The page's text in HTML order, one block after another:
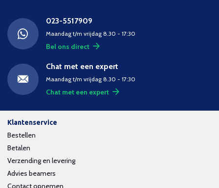
023-5517909
Maandag t/m vrijdag 8.30 - 17:30
Bel ons direct
Chat met een expert
Maandag t/m vrijdag 8.30 - 17:30
Chat met een expert
Klantenservice
Bestellen
Betalen
Verzending en levering
Advies beamers
Contact opnemen